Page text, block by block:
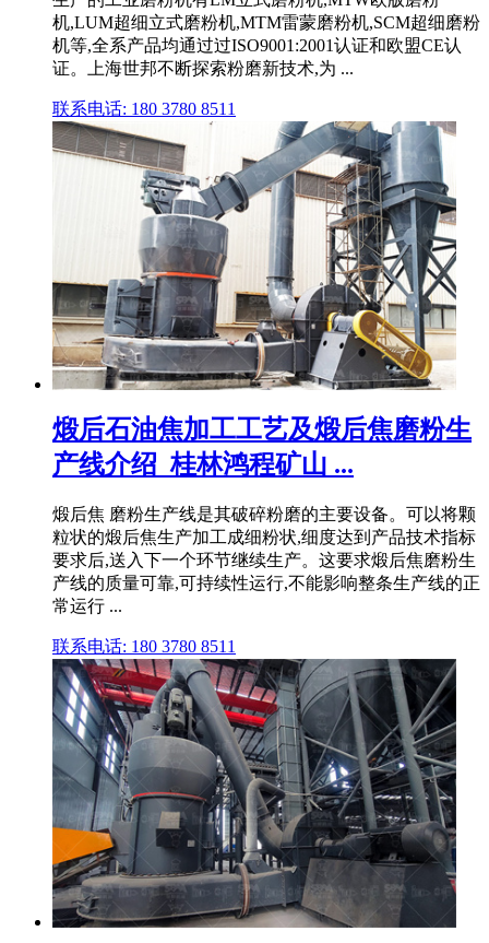
机,LUM超细立式磨粉机,MTM雷蒙磨粉机,SCM超细磨粉
机等,全系产品均通过过ISO9001:2001认证和欧盟CE认
证。上海世邦不断探索粉磨新技术,为 ...
联系电话: 180 3780 8511
煅后石油焦加工工艺及煅后焦磨粉生
产线介绍_桂林鸿程矿山 ...
煅后焦 磨粉生产线是其破碎粉磨的主要设备。可以将颗
粒状的煅后焦生产加工成细粉状,细度达到产品技术指标
要求后,送入下一个环节继续生产。这要求煅后焦磨粉生
产线的质量可靠,可持续性运行,不能影响整条生产线的正
常运行 ...
联系电话: 180 3780 8511